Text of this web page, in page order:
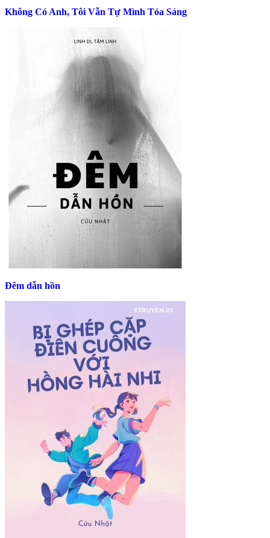
Không Có Anh, Tôi Vẫn Tự Mình Tỏa Sáng
Đêm dẫn hồn